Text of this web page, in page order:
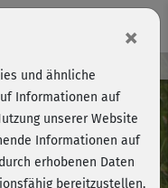
×
und ähnliche
Informationen auf
unserer Website
Informationen auf
erhobenen Daten
bereitzustellen,